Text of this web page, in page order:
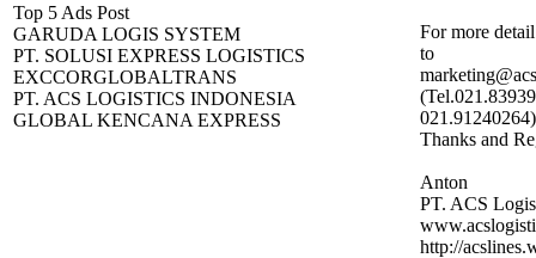
Top 5 Ads Post
GARUDA LOGIS SYSTEM
PT. SOLUSI EXPRESS LOGISTICS
EXCCORGLOBALTRANS
PT. ACS LOGISTICS INDONESIA
GLOBAL KENCANA EXPRESS
For more
to
021.91240264)
Thanks and
Anton
PT. ACS
http://